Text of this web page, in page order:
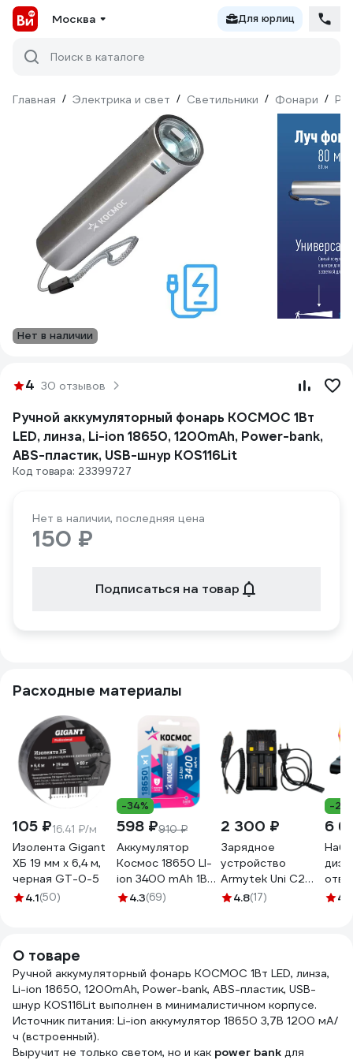
Москва Для юрлиц
Поиск в каталоге
Главная / Электрика и свет / Светильники / Фонари /
Нет в наличии
4 30 отзывов
Ручной аккумуляторный фонарь КОСМОС 1Вт
LED, линза, Li-ion 18650, 1200mAh, Power-bank,
ABS-пластик, USB-шнур KOS116Lit
Код товара: 23399727
Нет в наличии, последняя цена
150 ₽
Подписаться на товар
Расходные материалы
105 ₽16.41 ₽/м
Изолента Gigant
ХБ 19 мм х 6,4 м,
черная GT-0-5
4.1(50)
-34%
598 ₽910 ₽
Аккумулятор
Космос 18650 LI-
ion 3400 mAh 1BL
с защитой
4.3(69)
2 300 ₽
Зарядное
устройство
Armytek Uni C2
Plug type C
4.8(17)
-
6
4.9
О товаре
Ручной аккумуляторный фонарь КОСМОС 1Вт LED, линза,
Li-ion 18650, 1200mAh, Power-bank, ABS-пластик, USB-
шнур KOS116Lit выполнен в минималистичном корпусе.
Источник питания: Li-ion аккумулятор 18650 3,7В 1200 мА/
ч (встроенный).
Выручит не только светом, но и как power bank для